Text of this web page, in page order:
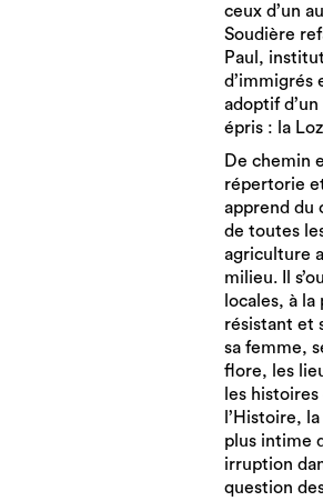
ceux d’un
Soudière
Paul,
d’immigrés
adoptif d’un
épris : la
De chemin
répertorie
apprend du
de toutes
agriculture
milieu. Il
locales, à
résistant et
sa femme,
flore, les
les
l’Histoire,
plus intime
irruption
question